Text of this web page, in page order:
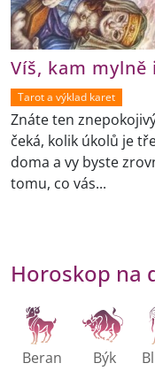
Víš, kam mylně
Tarot a výklad karet
Znáte ten
čeká, kolik úkolů je
doma a vy byste
tomu, co vás...
Horoskop na
Beran Býk